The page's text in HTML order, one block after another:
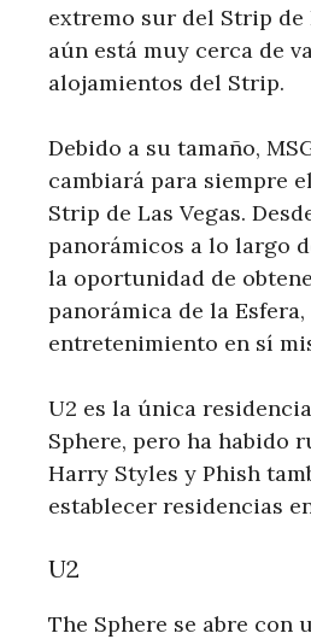
extremo sur del Strip de
aún está muy cerca de
alojamientos del Strip.
Debido a su tamaño,
cambiará para siempre
Strip de Las Vegas.
panorámicos a lo largo
la oportunidad de
panorámica de la Esfera,
entretenimiento en sí
U2 es la única
Sphere, pero ha habido
Harry Styles y Phish
establecer residencias
U2
The Sphere se abre con